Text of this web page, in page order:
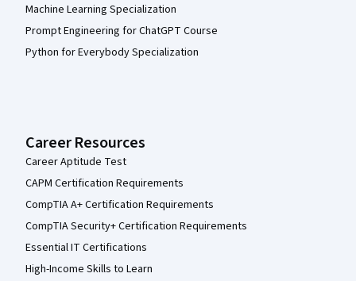
Machine Learning Specialization
Prompt Engineering for ChatGPT Course
Python for Everybody Specialization
Career Resources
Career Aptitude Test
CAPM Certification Requirements
CompTIA A+ Certification Requirements
CompTIA Security+ Certification Requirements
Essential IT Certifications
High-Income Skills to Learn